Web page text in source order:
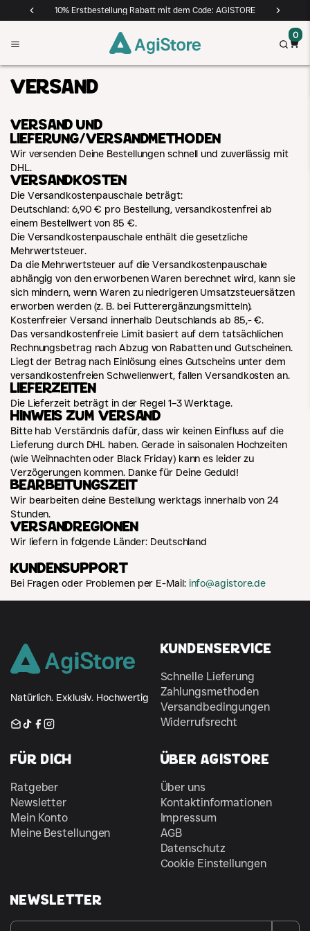
10% Erstbestellung Rabatt mit dem Code: AGISTORE
Zur Startseite 0
Versand
Versand und
Lieferung/Versandmethoden
Wir versenden Deine Bestellungen schnell und zuverlässig mit
DHL.
Versandkosten
Die Versandkostenpauschale beträgt:
Deutschland: 6,90 € pro Bestellung, versandkostenfrei ab
einem Bestellwert von 85 €.
Die Versandkostenpauschale enthält die gesetzliche
Mehrwertsteuer.
Da die Mehrwertsteuer auf die Versandkostenpauschale
abhängig von den erworbenen Waren berechnet wird, kann sie
sich mindern, wenn Waren zu niedrigeren Umsatzsteuersätzen
erworben werden (z. B. bei Futterergänzungsmitteln).
Kostenfreier Versand innerhalb Deutschlands ab 85,- €.
Das versandkostenfreie Limit basiert auf dem tatsächlichen
Rechnungsbetrag nach Abzug von Rabatten und Gutscheinen.
Liegt der Betrag nach Einlösung eines Gutscheins unter dem
versandkostenfreien Schwellenwert, fallen Versandkosten an.
Lieferzeiten
Die Lieferzeit beträgt in der Regel 1–3 Werktage.
Hinweis zum Versand
Bitte hab Verständnis dafür, dass wir keinen Einfluss auf die
Lieferung durch DHL haben. Gerade in saisonalen Hochzeiten
(wie Weihnachten oder Black Friday) kann es leider zu
Verzögerungen kommen. Danke für Deine Geduld!
Bearbeitungszeit
Wir bearbeiten deine Bestellung werktags innerhalb von 24
Stunden.
Versandregionen
Wir liefern in folgende Länder: Deutschland
Kundensupport
Bei Fragen oder Problemen per E-Mail: info@agistore.de
Natürlich. Exklusiv. Hochwertig
Kundenservice
Schnelle Lieferung
Zahlungsmethoden
Versandbedingungen
Widerrufsrecht
Für Dich
Ratgeber
Newsletter
Mein Konto
Meine Bestellungen
Über AgiStore
Über uns
Kontaktinformationen
Impressum
AGB
Datenschutz
Cookie Einstellungen
Newsletter